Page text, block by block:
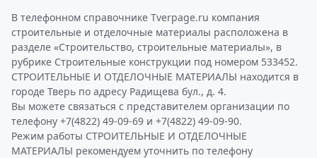
В телефонном справочнике Tverpage.ru компания
строительные и отделочные материалы расположена в
разделе «Строительство, строительные материалы», в
рубрике Строительные конструкции под номером 533452.
СТРОИТЕЛЬНЫЕ И ОТДЕЛОЧНЫЕ МАТЕРИАЛЫ находится в
городе Тверь по адресу Радищева бул., д. 4.
Вы можете связаться с представителем организации по
телефону +7(4822) 49-09-69 и +7(4822) 49-09-90.
Режим работы СТРОИТЕЛЬНЫЕ И ОТДЕЛОЧНЫЕ
МАТЕРИАЛЫ рекомендуем уточнить по телефону